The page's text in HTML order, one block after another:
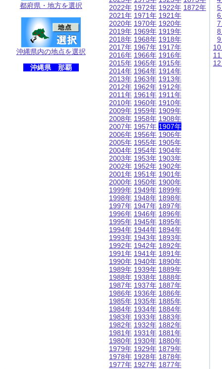
都府県・地方を選択
沖縄県内の地点を選択
沖縄県 那覇
2022年
2021年
2020年
2019年
2018年
2017年
2016年
2015年
2014年
2013年
2012年
2011年
2010年
2009年
2008年
2007年
2006年
2005年
2004年
2003年
2002年
2001年
2000年
1999年
1998年
1997年
1996年
1995年
1994年
1993年
1992年
1991年
1990年
1989年
1988年
1987年
1986年
1985年
1984年
1983年
1982年
1981年
1980年
1979年
1978年
1977年
1972年
1971年
1970年
1969年
1968年
1967年
1966年
1965年
1964年
1963年
1962年
1961年
1960年
1959年
1958年
1957年
1956年
1955年
1954年
1953年
1952年
1951年
1950年
1949年
1948年
1947年
1946年
1945年
1944年
1943年
1942年
1941年
1940年
1939年
1938年
1937年
1936年
1935年
1934年
1933年
1932年
1931年
1930年
1929年
1928年
1927年
1922年
1921年
1920年
1919年
1918年
1917年
1916年
1915年
1914年
1913年
1912年
1911年
1910年
1909年
1908年
1907年
1906年
1905年
1904年
1903年
1902年
1901年
1900年
1899年
1898年
1897年
1896年
1895年
1894年
1893年
1892年
1891年
1890年
1889年
1888年
1887年
1886年
1885年
1884年
1883年
1882年
1881年
1880年
1879年
1878年
1877年
1872年